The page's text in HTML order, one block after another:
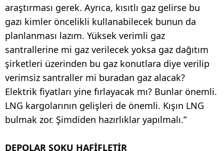
araştırması gerek. Ayrıca, kısıtlı gaz gelirse bu
gazı kimler öncelikli kullanabilecek bunun da
planlanması lazım. Yüksek verimli gaz
santrallerine mi gaz verilecek yoksa gaz dağıtım
şirketleri üzerinden bu gaz konutlara diye verilip
verimsiz santraller mi buradan gaz alacak?
Elektrik fiyatları yine fırlayacak mı? Bunlar önemli.
LNG kargolarının gelişleri de önemli. Kışın LNG
bulmak zor. Şimdiden hazırlıklar yapılmalı.”
DEPOLAR ŞOKU HAFİFLETİR